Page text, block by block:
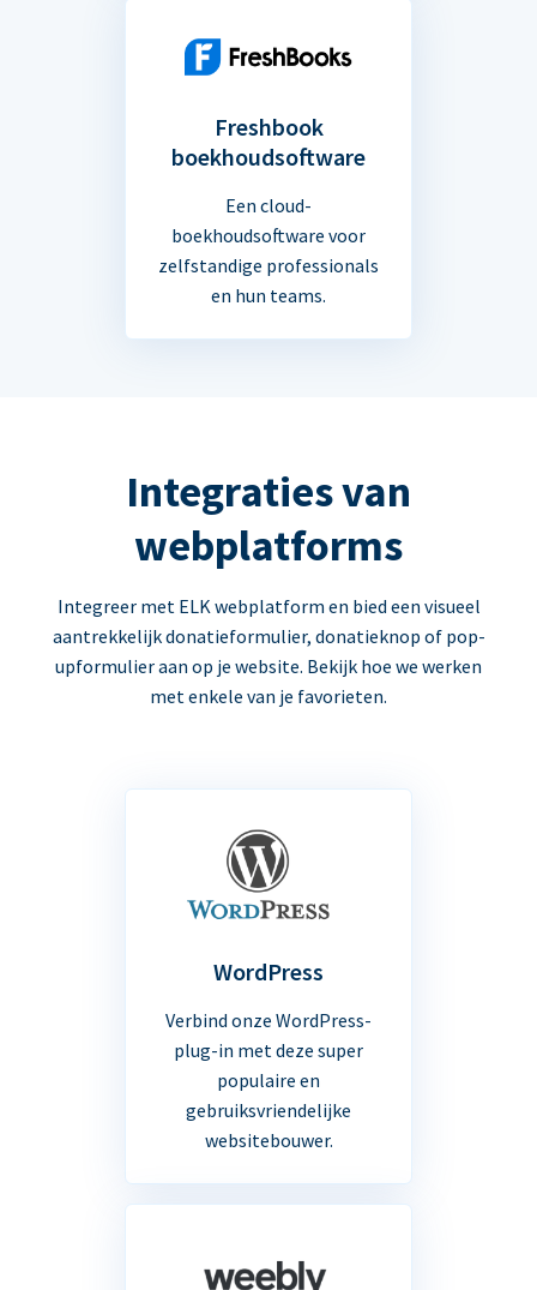
Freshbook
boekhoudsoftware
Een cloud-
boekhoudsoftware voor
zelfstandige professionals
en hun teams.
Integraties van
webplatforms
Integreer met ELK webplatform en bied een visueel
aantrekkelijk donatieformulier, donatieknop of pop-
upformulier aan op je website. Bekijk hoe we werken
met enkele van je favorieten.
WordPress
Verbind onze WordPress-
plug-in met deze super
populaire en
gebruiksvriendelijke
websitebouwer.